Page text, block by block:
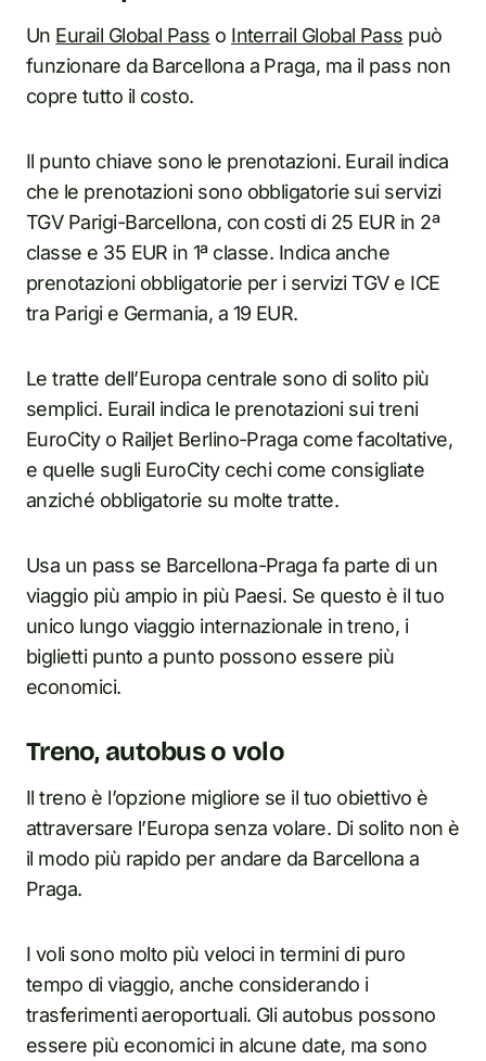
Un Eurail Global Pass o Interrail Global Pass può
funzionare da Barcellona a Praga, ma il pass non
copre tutto il costo.
Il punto chiave sono le prenotazioni. Eurail indica
che le prenotazioni sono obbligatorie sui servizi
TGV Parigi-Barcellona, con costi di 25 EUR in 2ª
classe e 35 EUR in 1ª classe. Indica anche
prenotazioni obbligatorie per i servizi TGV e ICE
tra Parigi e Germania, a 19 EUR.
Le tratte dell’Europa centrale sono di solito più
semplici. Eurail indica le prenotazioni sui treni
EuroCity o Railjet Berlino-Praga come facoltative,
e quelle sugli EuroCity cechi come consigliate
anziché obbligatorie su molte tratte.
Usa un pass se Barcellona-Praga fa parte di un
viaggio più ampio in più Paesi. Se questo è il tuo
unico lungo viaggio internazionale in treno, i
biglietti punto a punto possono essere più
economici.
Treno, autobus o volo
Il treno è l’opzione migliore se il tuo obiettivo è
attraversare l’Europa senza volare. Di solito non è
il modo più rapido per andare da Barcellona a
Praga.
I voli sono molto più veloci in termini di puro
tempo di viaggio, anche considerando i
trasferimenti aeroportuali. Gli autobus possono
essere più economici in alcune date, ma sono